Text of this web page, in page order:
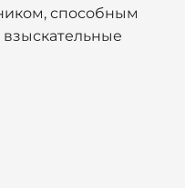
способным